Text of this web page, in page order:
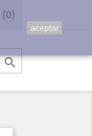
(0)

aceptar